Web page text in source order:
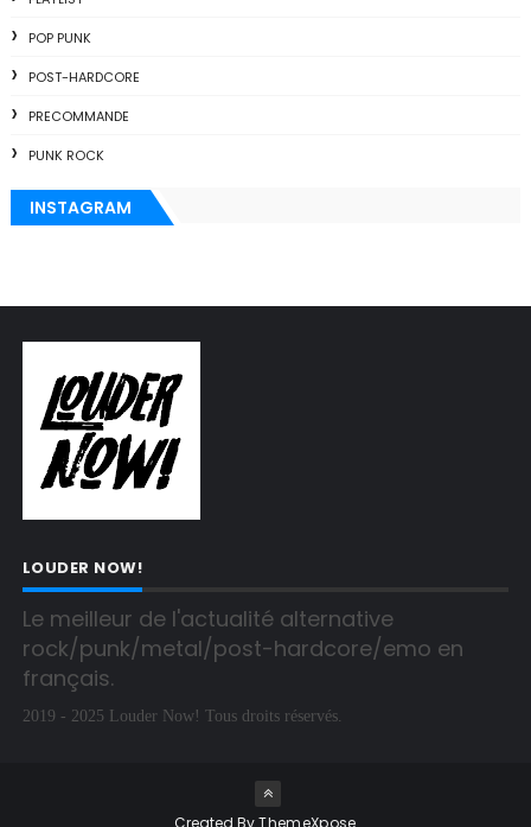
POP PUNK
POST-HARDCORE
PRECOMMANDE
PUNK ROCK
INSTAGRAM
LOUDER NOW!
Le meilleur de l'actualité alternative
rock/punk/metal/post-hardcore/emo en
français.
2019 - 2025 Louder Now! Tous droits réservés.
Created ByThemeXpose